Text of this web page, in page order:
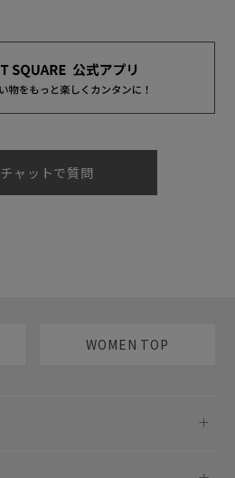
チャットで質問
WOMEN TOP